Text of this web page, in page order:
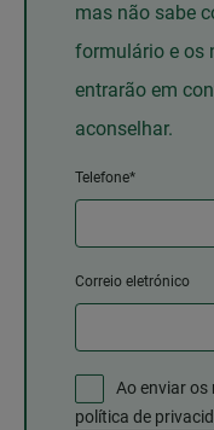
mas não sabe
formulário e os
entrarão em
aconselhar.
Telefone*
Correio eletrónico
Ao enviar os
política de